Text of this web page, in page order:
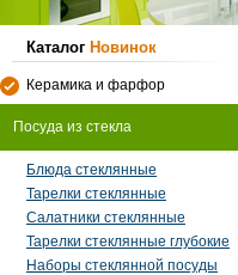
Каталог Новинок
Керамика и фарфор
Посуда из стекла
Блюда стеклянные
Тарелки стеклянные
Салатники стеклянные
Тарелки стеклянные глубокие
Наборы стеклянной посуды